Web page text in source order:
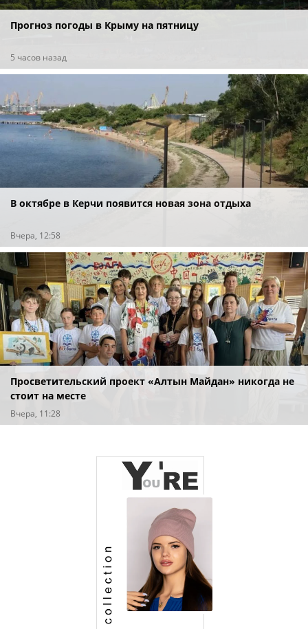
Прогноз погоды в Крыму на пятницу
5 часов назад
В октябре в Керчи появится новая зона отдыха
Вчера, 12:58
Просветительский проект «Алтын Майдан» никогда не
стоит на месте
Вчера, 11:28